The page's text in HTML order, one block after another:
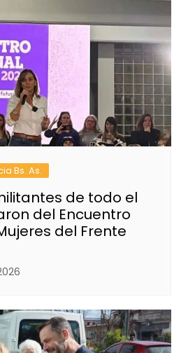
Bs. As.
de todo el
del Encuentro
del Frente